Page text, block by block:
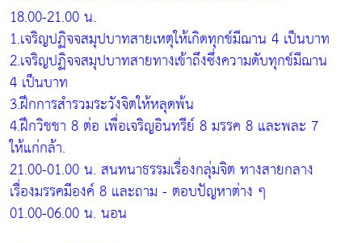
18.00-21.00 น.
1.เจริญปฏิจจสมุปบาทสายเหตุให้เกิดทุกข์มีฌาน 4 เป็นบาท
2.เจริญปฏิจจสมุปบาทสายทางเข้าถึงซึ่งความดับทุกข์มีฌาน
4 เป็นบาท
3.ฝึกการสำรวมระวังจิตให้หลุดพ้น
4.ฝึกวิชชา 8 ต่อ เพื่อเจริญอินทรีย์ 8 มรรค 8 และพละ 7
ให้แก่กล้า.
21.00-01.00 น. สนทนาธรรมเรื่องกลุ่มจิต ทางสายกลาง
เรื่องมรรคมีองค์ 8 และถาม - ตอบปัญหาต่าง ๆ
01.00-06.00 น. นอน